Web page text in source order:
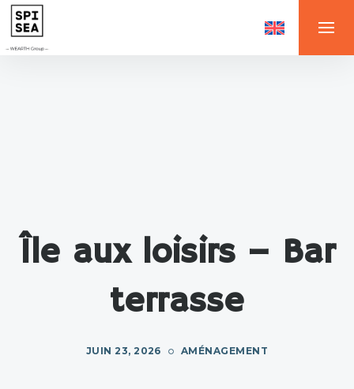
Île aux loisirs – Bar
terrasse
JUIN 23, 2026 AMÉNAGEMENT